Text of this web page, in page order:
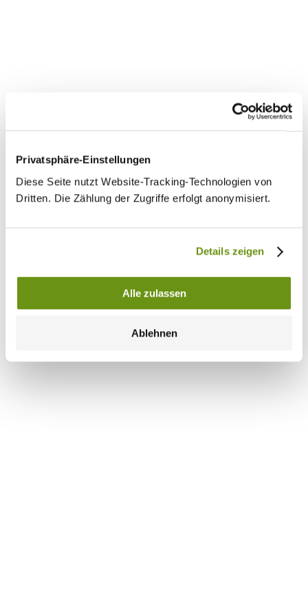
Privatsphäre-Einstellungen
Diese Seite nutzt Website-Tracking-Technologien von
Dritten. Die Zählung der Zugriffe erfolgt anonymisiert.
Details zeigen
Alle zulassen
Ablehnen